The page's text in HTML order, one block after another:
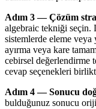
Adım 3 — Çözüm
algebraic tekniği seçin.
sistemlerde eleme
ayırma veya kare
cebirsel değerlendirme
cevap seçenekleri
Adım 4 — Sonucu
bulduğunuz sonucu